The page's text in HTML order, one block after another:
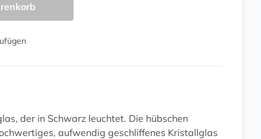
der in Schwarz leuchtet. Die hübschen
aufwendig geschliffenes Kristallglas